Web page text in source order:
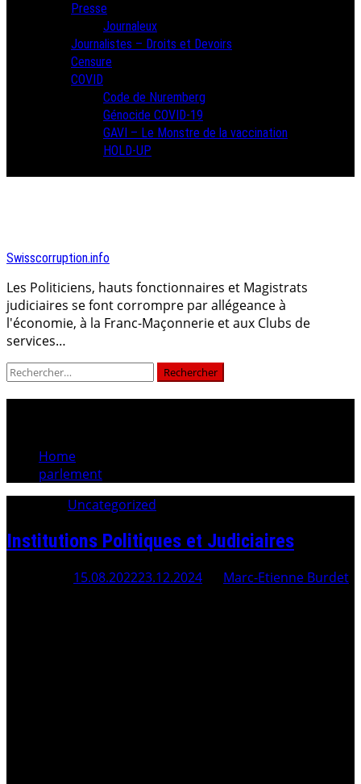
Presse
Journaleux
Journalistes – Droits et Devoirs
Censure
COVID
Code de Nuremberg
Génocide COVID-19
GAVI – Le Monstre de la vaccination
HOLD-UP
Swisscorruption.info
Les Politiciens, hauts fonctionnaires et Magistrats
judiciaires se font corrompre par allégeance à
l'économie, à la Franc-Maçonnerie et aux Clubs de
services…
Rechercher :
Home
parlement
Uncategorized
Institutions Politiques et Judiciaires
15.08.202223.12.2024 Marc-Etienne Burdet